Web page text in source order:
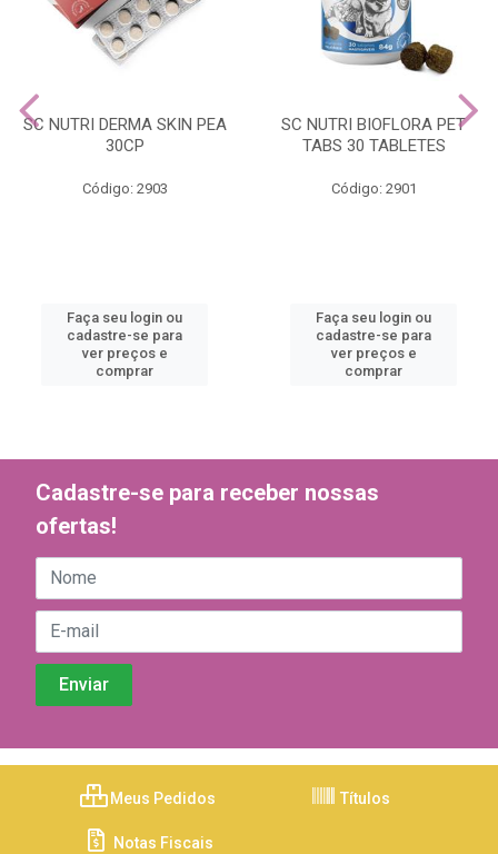
SC NUTRI DERMA SKIN PEA
30CP
Código: 2903
Faça seu login ou
cadastre-se para
ver preços e
comprar
SC NUTRI BIOFLORA PET
TABS 30 TABLETES
Código: 2901
Faça seu login ou
cadastre-se para
ver preços e
comprar
Cadastre-se para receber nossas
ofertas!
Meus Pedidos Títulos
Notas Fiscais